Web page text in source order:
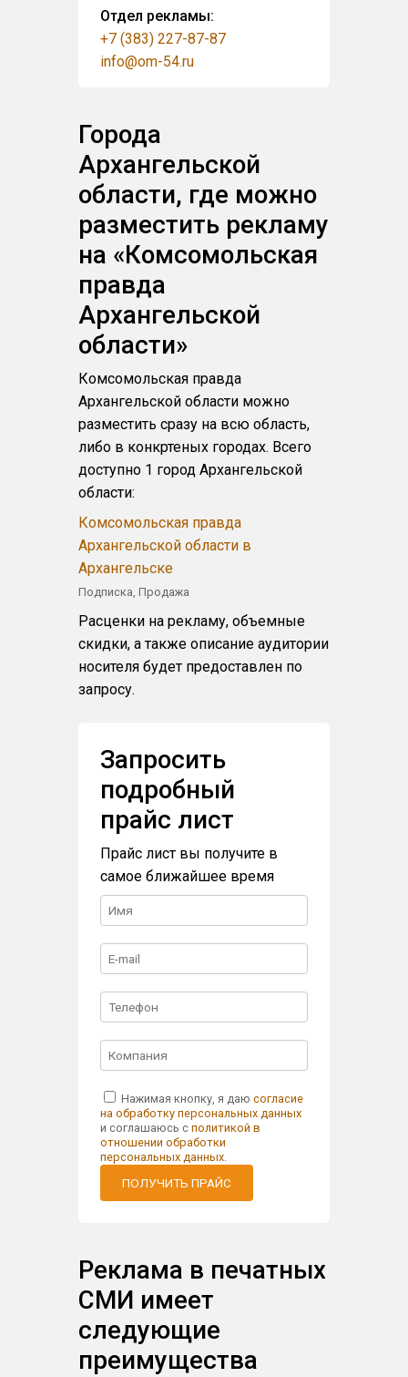
Отдел рекламы:
+7 (383) 227-87-87
info@om-54.ru
Города
Архангельской
области, где можно
разместить рекламу
на «Комсомольская
правда
Архангельской
области»
Комсомольская правда
Архангельской области можно
разместить сразу на всю область,
либо в конкртеных городах. Всего
доступно 1 город Архангельской
области:
Комсомольская правда
Архангельской области в
Архангельске
Подписка, Продажа
Расценки на рекламу, объемные
скидки, а также описание аудитории
носителя будет предоставлен по
запросу.
Запросить
подробный
прайс лист
Прайс лист вы получите в
самое ближайшее время
Нажимая кнопку, я даюсогласие
на обработку персональных данных
и соглашаюсь сполитикой в
отношении обработки
персональных данных.
ПОЛУЧИТЬ ПРАЙС
Реклама в печатных
СМИ имеет
следующие
преимущества